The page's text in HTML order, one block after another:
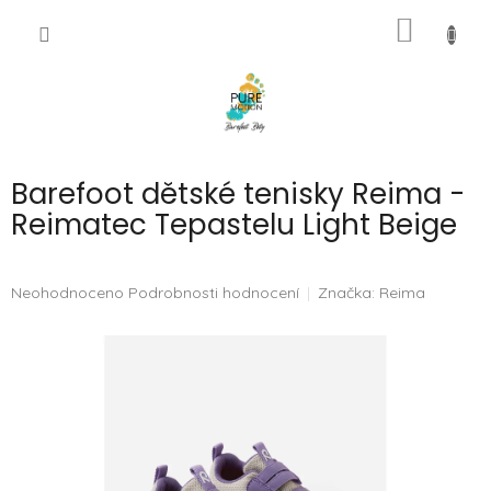
Barefoot dětské tenisky Reima -
Reimatec Tepastelu Light Beige
Průměrné
Neohodnoceno Podrobnosti hodnocení Značka: Reima